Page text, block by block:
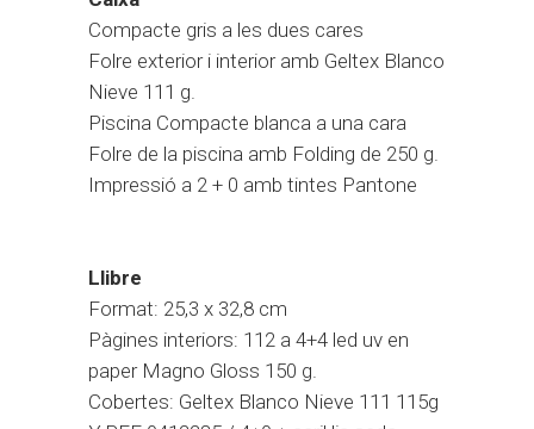
Compacte gris a les dues cares
Folre exterior i interior amb Geltex Blanco
Nieve 111 g.
Piscina Compacte blanca a una cara
Folre de la piscina amb Folding de 250 g.
Impressió a 2 + 0 amb tintes Pantone
Llibre
Format: 25,3 x 32,8 cm
Pàgines interiors: 112 a 4+4 led uv en
paper Magno Gloss 150 g.
Cobertes: Geltex Blanco Nieve 111 115g